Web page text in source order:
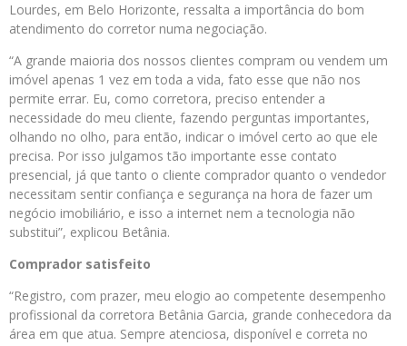
Lourdes, em Belo Horizonte, ressalta a importância do bom
atendimento do corretor numa negociação.
“A grande maioria dos nossos clientes compram ou vendem um
imóvel apenas 1 vez em toda a vida, fato esse que não nos
permite errar. Eu, como corretora, preciso entender a
necessidade do meu cliente, fazendo perguntas importantes,
olhando no olho, para então, indicar o imóvel certo ao que ele
precisa. Por isso julgamos tão importante esse contato
presencial, já que tanto o cliente comprador quanto o vendedor
necessitam sentir confiança e segurança na hora de fazer um
negócio imobiliário, e isso a internet nem a tecnologia não
substitui”, explicou Betânia.
Comprador satisfeito
“Registro, com prazer, meu elogio ao competente desempenho
profissional da corretora Betânia Garcia, grande conhecedora da
área em que atua. Sempre atenciosa, disponível e correta no